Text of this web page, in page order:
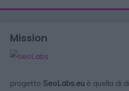
Mission
progetto SeoLabs.eu è quella di